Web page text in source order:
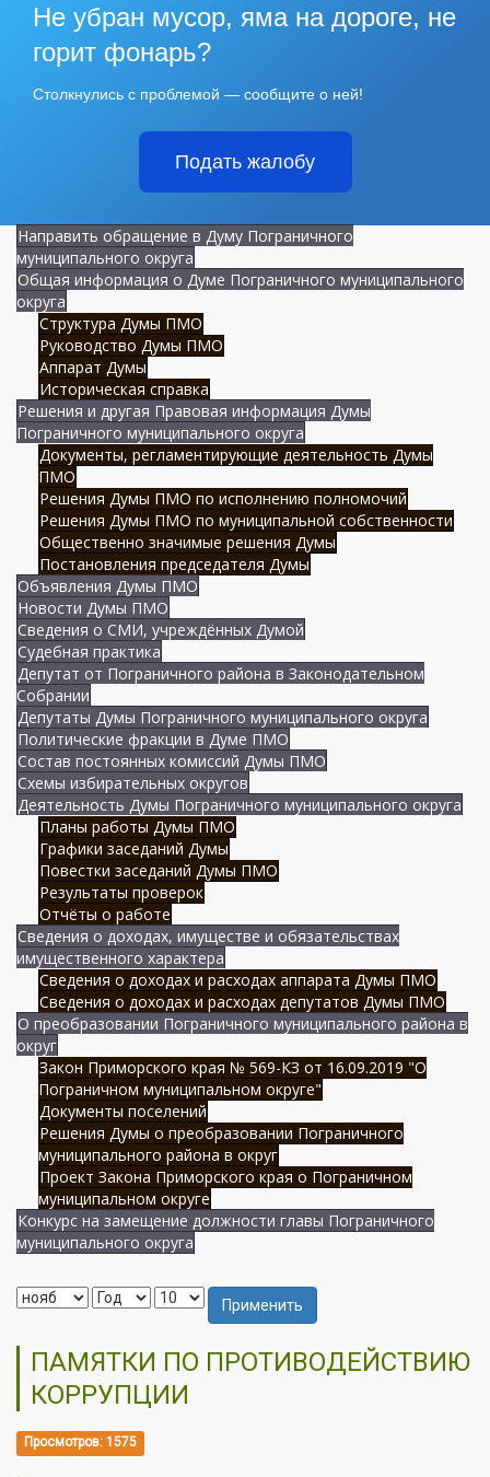
Не убран мусор, яма на дороге, не
горит фонарь?
Столкнулись с проблемой — сообщите о ней!
Подать жалобу
Направить обращение в Думу Пограничного
муниципального округа
Общая информация о Думе Пограничного муниципального
округа
Структура Думы ПМО
Руководство Думы ПМО
Аппарат Думы
Историческая справка
Решения и другая Правовая информация Думы
Пограничного муниципального округа
Документы, регламентирующие деятельность Думы
ПМО
Решения Думы ПМО по исполнению полномочий
Решения Думы ПМО по муниципальной собственности
Общественно значимые решения Думы
Постановления председателя Думы
Объявления Думы ПМО
Новости Думы ПМО
Сведения о СМИ, учреждённых Думой
Судебная практика
Депутат от Пограничного района в Законодательном
Собрании
Депутаты Думы Пограничного муниципального округа
Политические фракции в Думе ПМО
Состав постоянных комиссий Думы ПМО
Схемы избирательных округов
Деятельность Думы Пограничного муниципального округа
Планы работы Думы ПМО
Графики заседаний Думы
Повестки заседаний Думы ПМО
Результаты проверок
Отчёты о работе
Сведения о доходах, имуществе и обязательствах
имущественного характера
Сведения о доходах и расходах аппарата Думы ПМО
Сведения о доходах и расходах депутатов Думы ПМО
О преобразовании Пограничного муниципального района в
округ
Закон Приморского края № 569-КЗ от 16.09.2019 "О
Пограничном муниципальном округе"
Документы поселений
Решения Думы о преобразовании Пограничного
муниципального района в округ
Проект Закона Приморского края о Пограничном
муниципальном округе
Конкурс на замещение должности главы Пограничного
муниципального округа
Применить
ПАМЯТКИ ПО ПРОТИВОДЕЙСТВИЮ
КОРРУПЦИИ
Просмотров: 1575